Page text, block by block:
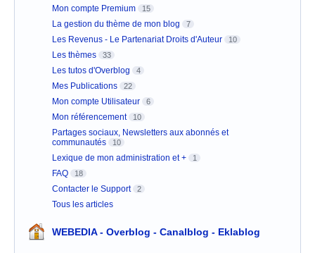
Mon compte Premium 15
La gestion du thème de mon blog 7
Les Revenus - Le Partenariat Droits d'Auteur 10
Les thèmes 33
Les tutos d'Overblog 4
Mes Publications 22
Mon compte Utilisateur 6
Mon référencement 10
Partages sociaux, Newsletters aux abonnés et
communautés
10
Lexique de mon administration et + 1
FAQ 18
Contacter le Support 2
Tous les articles
WEBEDIA - Overblog - Canalblog - Eklablog